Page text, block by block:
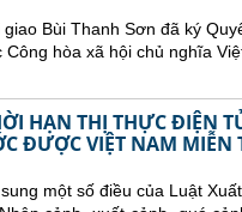
Bùi Thanh Sơn đã ký
hòa xã hội chủ nghĩa
HẠN THỊ THỰC ĐIỆN
ĐƯỢC VIỆT NAM MIỄN
một số điều của Luật